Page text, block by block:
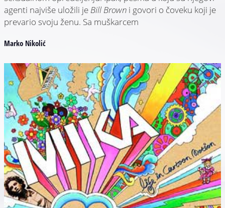
agenti najviše uložili je Bill Browni govori o čoveku koji je
prevario svoju ženu. Sa muškarcem
Marko Nikolić